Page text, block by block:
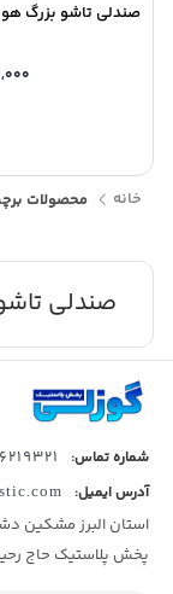
صندلی تاشو بزرگ
خانه محصولات
صندلی
شماره تماس:
آدرس ایمیل:
استان البرز مشکین
پخش پلاستیک حاج